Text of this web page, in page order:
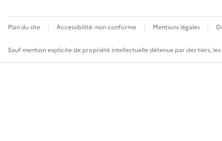
Plan du site Accessibilité: non conforme Mentions légales
Sauf mention explicite de propriété intellectuelle détenue par des tiers,